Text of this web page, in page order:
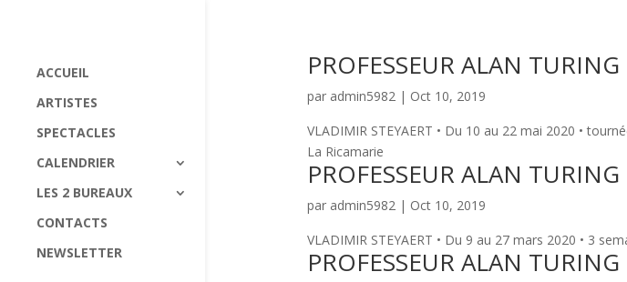
ACCUEIL
ARTISTES
SPECTACLES
CALENDRIER
LES 2 BUREAUX
CONTACTS
NEWSLETTER
PROFESSEUR ALAN TURING
par admin5982| Oct 10, 2019
VLADIMIR STEYAERT • Du 10 au 22 mai 2020 •
La Ricamarie
PROFESSEUR ALAN TURING
par admin5982| Oct 10, 2019
VLADIMIR STEYAERT • Du 9 au 27 mars 2020 • 3
PROFESSEUR ALAN TURING